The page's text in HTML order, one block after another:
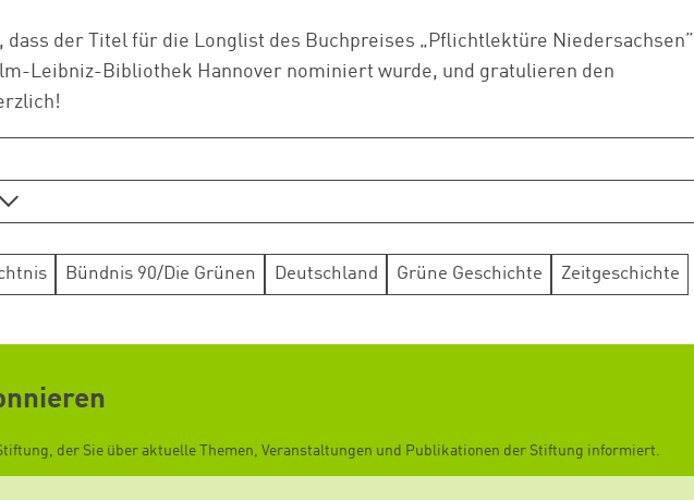
dass der Titel für die Longlist des Buchpreises „Pflichtlektüre Niedersachsen”
Leibniz-Bibliothek Hannover nominiert wurde, und gratulieren den
Bündnis 90/Die Grünen Deutschland Grüne Geschichte Zeitgeschichte
der Sie über aktuelle Themen, Veranstaltungen und Publikationen der Stiftung informiert.